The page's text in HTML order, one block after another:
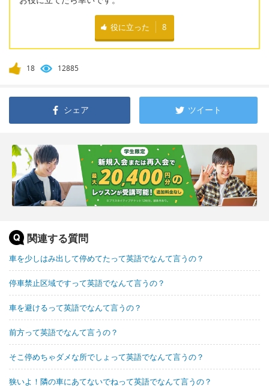
役に立った 8
18 12885
シェア ツイート
関連する質問
車を少しはみ出して停めてたって英語でなんて言うの？
停車禁止区域ですって英語でなんて言うの？
車を避けるって英語でなんて言うの？
前方って英語でなんて言うの？
そこ停めちゃダメな所でしょって英語でなんて言うの？
狭いよ！隣の車にあてないでねって英語でなんて言うの？